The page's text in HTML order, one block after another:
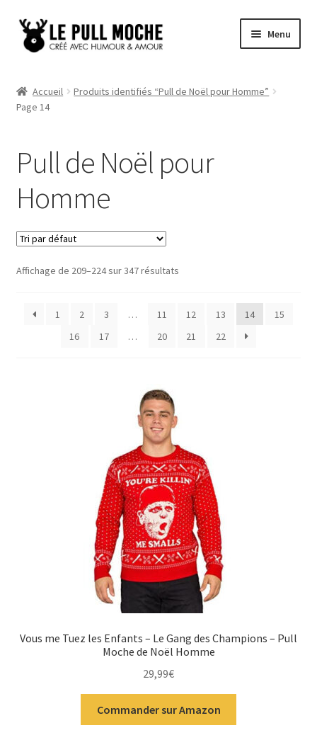
Aller
Aller
au
Menu
Pull Noël Femme
Accueil
Produits identifiés “Pull de Noël pour Homme”
Page 14
Pull de Noël pour
Homme
Affichage de 209–224 sur 347 résultats
1 2 3 … 11 12 13 14
15
16
17 … 20 21 22
Vous me Tuez les Enfants – Le Gang des Champions – Pull
Moche de Noël Homme
29,99€
Commander sur Amazon